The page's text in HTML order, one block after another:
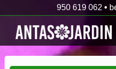
950 619 062 •